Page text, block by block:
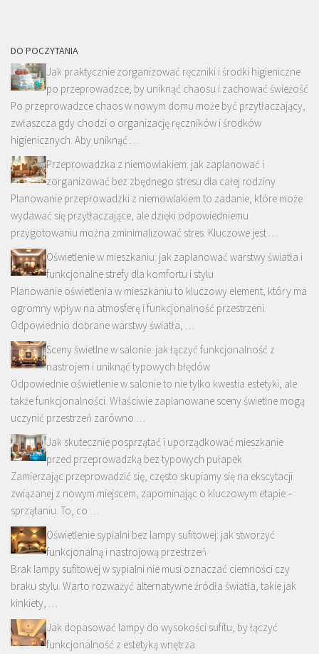
DO POCZYTANIA
Jak praktycznie zorganizować ręczniki i środki higieniczne
po przeprowadzce, by uniknąć chaosu i zachować świeżość
Po przeprowadzce chaos w nowym domu może być przytłaczający,
zwłaszcza gdy chodzi o organizację ręczników i środków
higienicznych. Aby uniknąć …
Przeprowadzka z niemowlakiem: jak zaplanować i
zorganizować bez zbędnego stresu dla całej rodziny
Planowanie przeprowadzki z niemowlakiem to zadanie, które może
wydawać się przytłaczające, ale dzięki odpowiedniemu
przygotowaniu można zminimalizować stres. Kluczowe jest …
Oświetlenie w mieszkaniu: jak zaplanować warstwy światła i
funkcjonalne strefy dla komfortu i stylu
Planowanie oświetlenia w mieszkaniu to kluczowy element, który ma
ogromny wpływ na atmosferę i funkcjonalność przestrzeni.
Odpowiednio dobrane warstwy światła, …
Sceny świetlne w salonie: jak łączyć funkcjonalność z
nastrojem i uniknąć typowych błędów
Odpowiednie oświetlenie w salonie to nie tylko kwestia estetyki, ale
także funkcjonalności. Właściwie zaplanowane sceny świetlne mogą
uczynić przestrzeń zarówno …
Jak skutecznie posprzątać i uporządkować mieszkanie
przed przeprowadzką bez typowych pułapek
Zamierzając przeprowadzić się, często skupiamy się na ekscytacji
związanej z nowym miejscem, zapominając o kluczowym etapie –
sprzątaniu. To, co …
Oświetlenie sypialni bez lampy sufitowej: jak stworzyć
funkcjonalną i nastrojową przestrzeń
Brak lampy sufitowej w sypialni nie musi oznaczać ciemności czy
braku stylu. Warto rozważyć alternatywne źródła światła, takie jak
kinkiety, …
Jak dopasować lampy do wysokości sufitu, by łączyć
funkcjonalność z estetyką wnętrza